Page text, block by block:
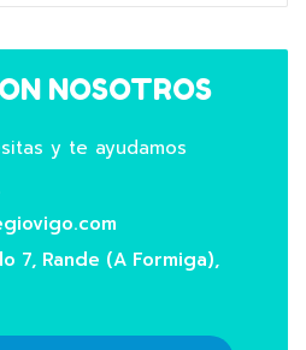
NOSOTROS
y te ayudamos
7, Rande (A Formiga),